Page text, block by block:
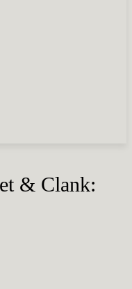
& Clank: